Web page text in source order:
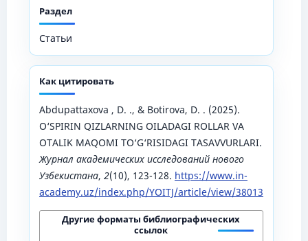
Раздел
Статьи
Как цитировать
Abdupattaxova , D. ., & Botirova, D. . (2025).
O‘SPIRIN QIZLARNING OILADAGI ROLLAR VA
OTALIK MAQOMI TO‘G‘RISIDAGI TASAVVURLARI.
Журнал академических исследований нового
Узбекистана, 2(10), 123-128. https://www.in-
academy.uz/index.php/YOITJ/article/view/38013
Другие форматы библиографических
ссылок